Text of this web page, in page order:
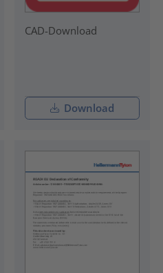
CAD-Download
Download